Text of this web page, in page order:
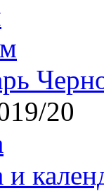
20
и